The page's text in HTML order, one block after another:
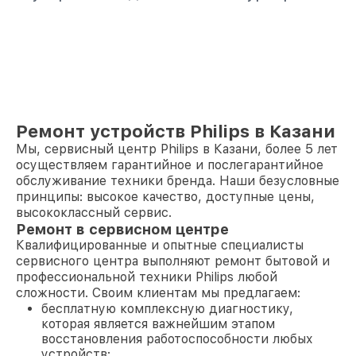
Ремонт устройств Philips в Казани
Мы, сервисный центр Philips в Казани, более 5 лет
осуществляем гарантийное и послегарантийное
обслуживание техники бренда. Наши безусловные
принципы: высокое качество, доступные цены,
высококлассный сервис.
Ремонт в сервисном центре
Квалифицированные и опытные специалисты
сервисного центра выполняют ремонт бытовой и
профессиональной техники Philips любой
сложности. Своим клиентам мы предлагаем:
бесплатную комплексную диагностику,
которая является важнейшим этапом
восстановления работоспособности любых